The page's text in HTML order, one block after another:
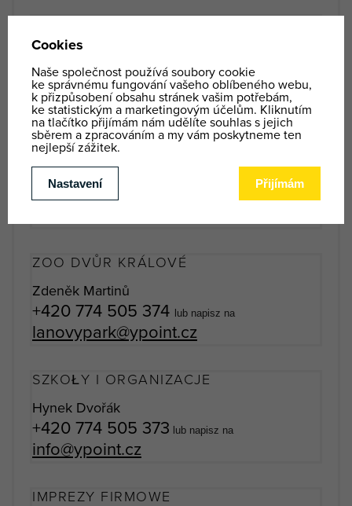
Petra Slívová
+420 602 706 944lub napisz na
sachty@ypoint.cz
MARIÁNSKÉ LÁZNĚ
Dominika Klasová
+420 602 166 640
ZOO DVŮR KRÁLOVÉ
Zdeněk Martinů
+420 774 505 374 lub napisz na
lanovypark@ypoint.cz
SZKOŁY I ORGANIZACJE
Hynek Dvořák
+420 774 505 373 lub napisz na
info@ypoint.cz
IMPREZY FIRMOWE